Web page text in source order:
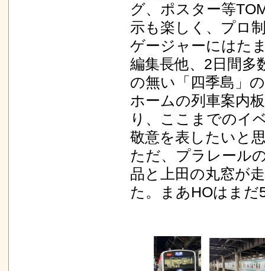
グ、ポスター等
示も楽しく、プロ
ゲージャーにはた
編集長他、2日間多
の無い「四季島」
ホームの列車案内
り、ここまでのイ
敬意を表したいと
ただ、プラレール
品と上田の丸窓が
た。まあHOはま